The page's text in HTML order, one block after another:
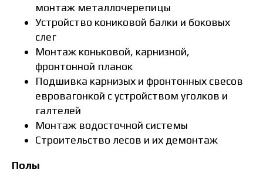
монтаж металлочерепицы
Устройство кониковой балки и боковых
слег
Монтаж коньковой, карнизной,
фронтонной планок
Подшивка карнизых и фронтонных свесов
евровагонкой с устройством уголков и
галтелей
Монтаж водосточной системы
Строительство лесов и их демонтаж
Полы